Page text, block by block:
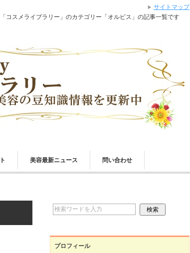
「コスメライブラリー」のカテゴリー「オルビス」の記事一覧です
美容最新ニュース 問い合わせ
プロフィール
サイトマップ